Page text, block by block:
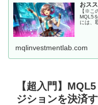
おス
【※こ
MQL5
には、
mqlinvestmentlab.com
【超入門】
ジションを決済